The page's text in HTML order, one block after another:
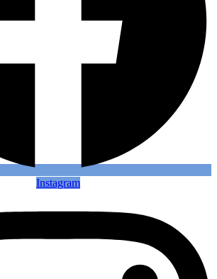
Instagram